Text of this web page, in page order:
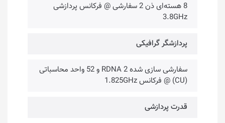
8 هسته‌ا‌ی ذن 2 سفارشی @ فرکانس پردازشی
3.8GHz
پردازشگر گرافیکی
سفارشی سازی شده RDNA 2 و 52 واحد محاسباتی
(CU) @ فرکانس 1.825GHz
قدرت پردازشی